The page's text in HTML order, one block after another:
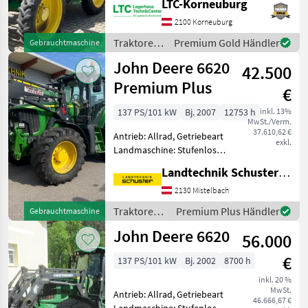
Gebrauchtmaschine
Heckzapfwelle, Radio,
Fahrzeugpapiere
vorhanden, Bolzengröße
Anhängevorrichtung (mm):
LTC-Korneuburg
2100 Korneuburg
Traktoren
/ John
Deere
Premium Gold Händler
Gebrauchtmaschine
John Deere 6620
Premium Plus
42.500
€
inkl. 13%
MwSt./Verm.
37.610,62 €
exkl.
137 PS/101 kW Bj. 2007
12753 h
Antrieb: Allrad, Getriebeart
Landmaschine: Stufenloses
Zapfwellendrehzahl:
540/540E/1000,
Höchstgeschwindigkeit in
km/h: 40 km/h, Aufladung:
Landtechnik Schuster Niederlassung Mistelbach
2130 Mistelbach
Traktoren /
John Deere
Premium Plus Händler
John Deere 6620
56.000
€
inkl. 20 %
MwSt.
46.666,67 €
137 PS/101 kW Bj. 2002 8700 h
Antrieb: Allrad, Getriebeart